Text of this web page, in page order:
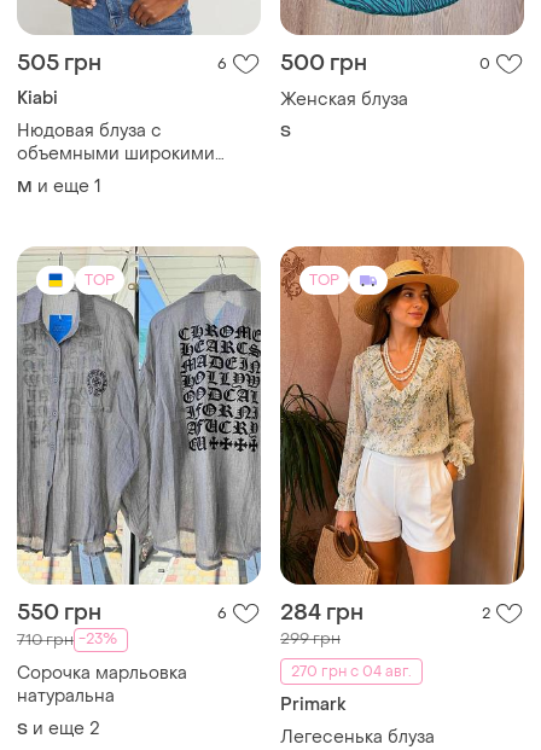
505 грн 6
Kiabi
Нюдовая блуза с
объемными широкими
рукавами и вышивкой
M и еще 1
500 грн 0
Женская блуза
S
TOP
550 грн 6
710 грн -23%
Сорочка марльовка
натуральна
S и еще 2
TOP
284 грн 2
299 грн
270 грн с 04 авг.
Primark
Легесенька блуза